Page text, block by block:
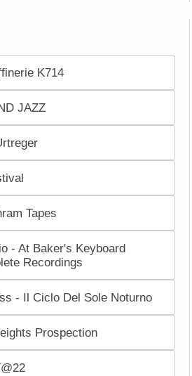
K714
JAZZ
Tapes
- At Baker's Keyboard
Recordings
- Il Ciclo Del Sole Noturno
Prospection